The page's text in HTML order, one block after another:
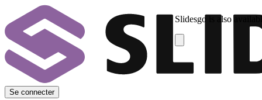
Slidesgo is also
Se connecter